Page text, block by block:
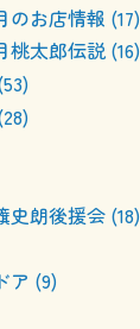
のお店情報 (17)
桃太郎伝説 (16)
史朗後援会 (18)
ア (9)